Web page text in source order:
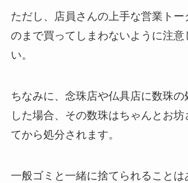
ただし、店員さんの上手な営業トー
のまで買ってしまわないように注意
い。
ちなみに、念珠店や仏具店に数珠の
した場合、その数珠はちゃんとお坊
てから処分されます。
一般ゴミと一緒に捨てられることは